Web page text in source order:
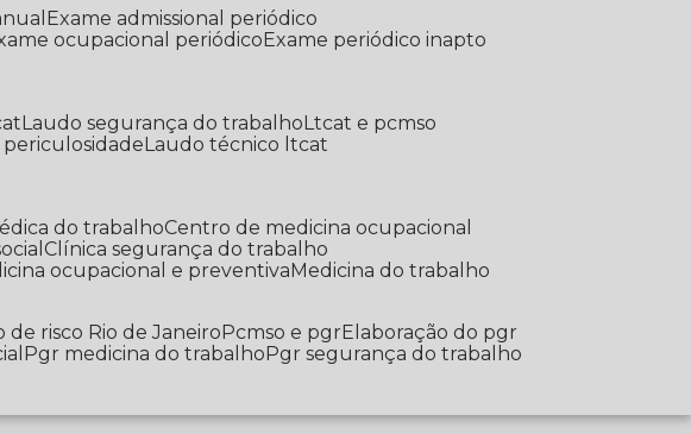
Exame admissional periódico
ocupacional periódico
Exame periódico inapto
Laudo segurança do trabalho Ltcat e pcmso
periculosidade Laudo técnico ltcat
do trabalho
Centro de medicina ocupacional
Clínica segurança do trabalho
ocupacional e preventiva
Medicina do trabalho
de risco Rio de Janeiro Pcmso e pgr
Elaboração do pgr
Pgr medicina do trabalho
Pgr segurança do trabalho